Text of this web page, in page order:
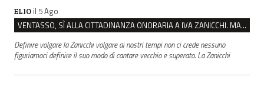
ELIO il 5 Ago
VENTASSO, SÌ ALLA CITTADINANZA ONORARIA A IVA ZANICCHI. MA BARGIACCHI: “È DI PESSIMO GUSTO”
Definire volgare la Zanicchi volgare ai nostri tempi non ci crede nessuno
figuriamoci definire il suo modo di cantare vecchio e superato. La Zanicchi